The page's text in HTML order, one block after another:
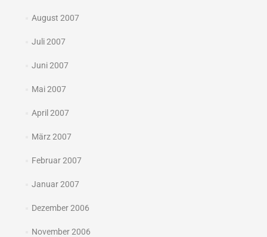
August 2007
Juli 2007
Juni 2007
Mai 2007
April 2007
März 2007
Februar 2007
Januar 2007
Dezember 2006
November 2006